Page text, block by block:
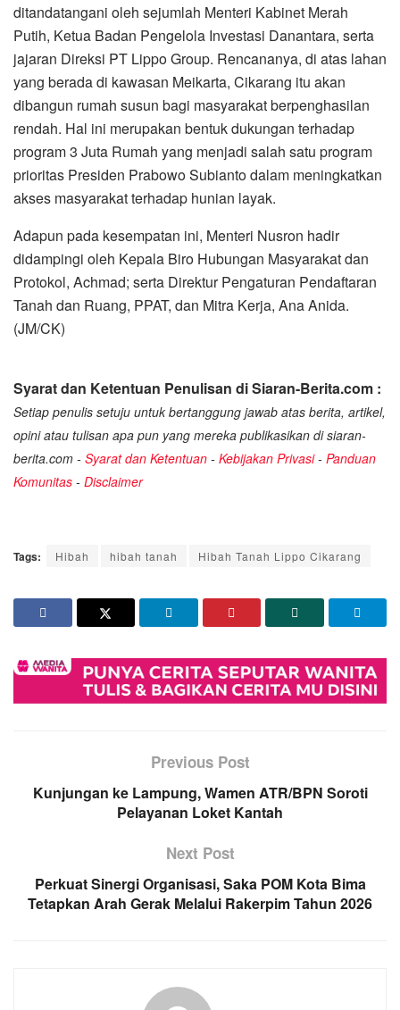
ditandatangani oleh sejumlah Menteri Kabinet Merah
Putih, Ketua Badan Pengelola Investasi Danantara, serta
jajaran Direksi PT Lippo Group. Rencananya, di atas lahan
yang berada di kawasan Meikarta, Cikarang itu akan
dibangun rumah susun bagi masyarakat berpenghasilan
rendah. Hal ini merupakan bentuk dukungan terhadap
program 3 Juta Rumah yang menjadi salah satu program
prioritas Presiden Prabowo Subianto dalam meningkatkan
akses masyarakat terhadap hunian layak.
Adapun pada kesempatan ini, Menteri Nusron hadir
didampingi oleh Kepala Biro Hubungan Masyarakat dan
Protokol, Achmad; serta Direktur Pengaturan Pendaftaran
Tanah dan Ruang, PPAT, dan Mitra Kerja, Ana Anida.
(JM/CK)
Syarat dan Ketentuan Penulisan di Siaran-Berita.com :
Setiap penulis setuju untuk bertanggung jawab atas berita, artikel,
opini atau tulisan apa pun yang mereka publikasikan di siaran-
berita.com - Syarat dan Ketentuan - Kebijakan Privasi- Panduan
Komunitas - Disclaimer
Tags: Hibah hibah tanah Hibah Tanah Lippo Cikarang
Previous Post
Kunjungan ke Lampung, Wamen ATR/BPN Soroti
Pelayanan Loket Kantah
Next Post
Perkuat Sinergi Organisasi, Saka POM Kota Bima
Tetapkan Arah Gerak Melalui Rakerpim Tahun 2026